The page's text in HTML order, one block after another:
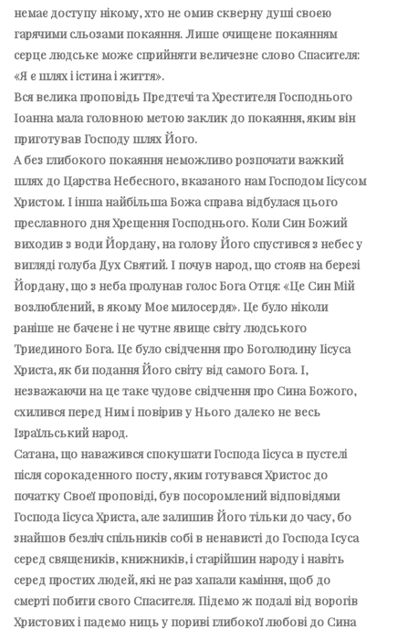
немає доступу нікому, хто не омив скверну душі своєю
гарячими сльозами покаяння. Лише очищене покаянням
серце людське може сприйняти величезне слово Спасителя:
«Я є шлях і істина і життя».
Вся велика проповідь Предтечі та Хрестителя Господнього
Іоанна мала головною метою заклик до покаяння, яким він
приготував Господу шлях Його.
А без глибокого покаяння неможливо розпочати важкий
шлях до Царства Небесного, вказаного нам Господом Іісусом
Христом. І інша найбільша Божа справа відбулася цього
преславного дня Хрещення Господнього. Коли Син Божий
виходив з води Йордану, на голову Його спустився з небес у
вигляді голуба Дух Святий. І почув народ, що стояв на березі
Йордану, що з неба пролунав голос Бога Отця: «Це Син Мій
возлюблений, в якому Моє милосердя». Це було ніколи
раніше не бачене і не чутне явище світу людського
Триєдиного Бога. Це було свідчення про Боголюдину Іісуса
Христа, як би подання Його світу від самого Бога. І,
незважаючи на це таке чудове свідчення про Сина Божого,
схилився перед Ним і повірив у Нього далеко не весь
Ізраїльський народ.
Сатана, що наважився спокушати Господа Іісуса в пустелі
після сорокаденного посту, яким готувався Христос до
початку Своєї проповіді, був посоромлений відповідями
Господа Іісуса Христа, але залишив Його тільки до часу, бо
знайшов безліч спільників собі в ненависті до Господа Ісуса
серед священиків, книжників, і старійшин народу і навіть
серед простих людей, які не раз хапали каміння, щоб до
смерті побити свого Спасителя. Підемо ж подалі від ворогів
Христових і падемо ниць у пориві глибокої любові до Сина